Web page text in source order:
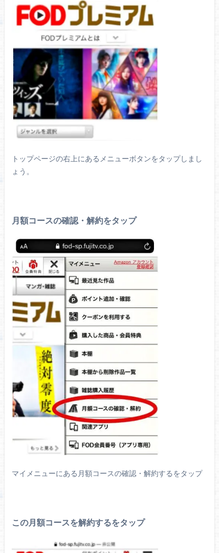
トップページの右上にあるメニューボタンをタップしまし
ょう。
月額コースの確認・解約をタップ
マイメニューにある月額コースの確認・解約するをタップ
この月額コースを解約するをタップ